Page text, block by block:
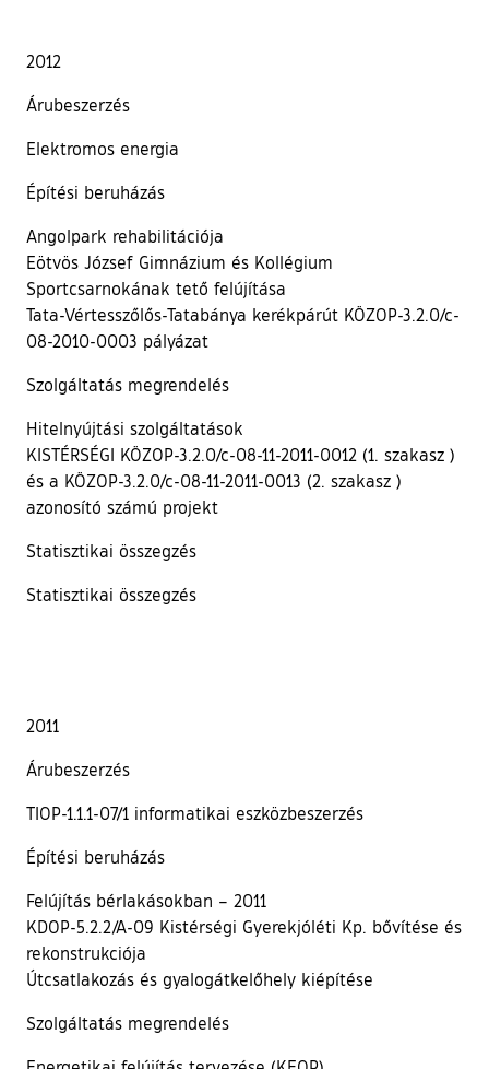
2012
Árubeszerzés
Elektromos energia
Építési beruházás
Angolpark rehabilitációja
Eötvös József Gimnázium és Kollégium
Sportcsarnokának tető felújítása
Tata-Vértesszőlős-Tatabánya kerékpárút KÖZOP-3.2.0/c-
08-2010-0003 pályázat
Szolgáltatás megrendelés
Hitelnyújtási szolgáltatások
KISTÉRSÉGI KÖZOP-3.2.0/c-08-11-2011-0012 (1. szakasz )
és a KÖZOP-3.2.0/c-08-11-2011-0013 (2. szakasz )
azonosító számú projekt
Statisztikai összegzés
Statisztikai összegzés
2011
Árubeszerzés
TIOP-1.1.1-07/1 informatikai eszközbeszerzés
Építési beruházás
Felújítás bérlakásokban – 2011
KDOP-5.2.2/A-09 Kistérségi Gyerekjóléti Kp. bővítése és
rekonstrukciója
Útcsatlakozás és gyalogátkelőhely kiépítése
Szolgáltatás megrendelés